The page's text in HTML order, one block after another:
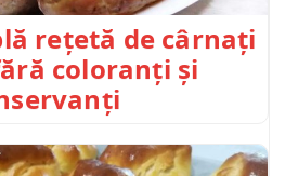
rețetă de cârnați
coloranți și